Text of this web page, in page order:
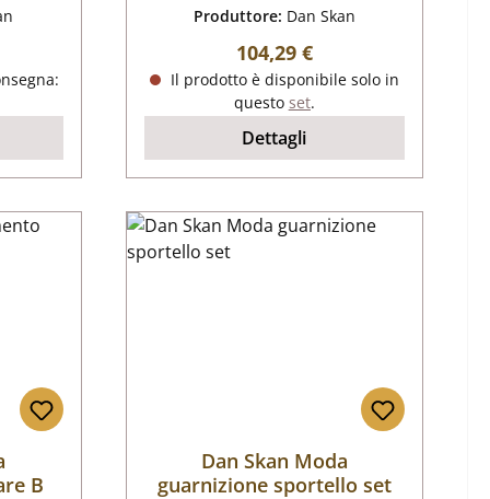
Produttore: Dan Skan
Prezzo normale:
104,29 €
Il prodotto è disponibile solo in
questo set.
Dettagli
B
Dan Skan Moda
guarnizione sportello set